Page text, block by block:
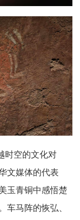
空的文化对
文媒体的代表
玉青铜中感悟楚
车马阵的恢弘、